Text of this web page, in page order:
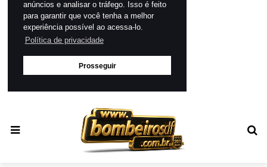
anúncios e analisar o tráfego. Isso é feito
para garantir que você tenha a melhor
experiência possível ao acessa-lo.
Política de privacidade
Prosseguir